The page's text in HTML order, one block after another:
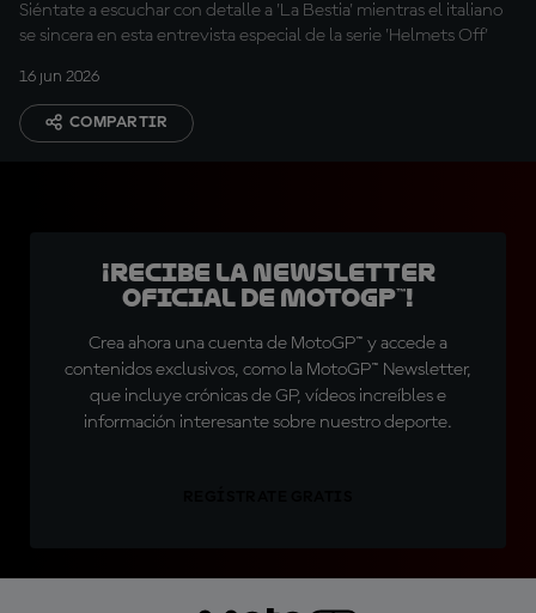
Siéntate a escuchar con detalle a 'La Bestia' mientras el italiano
se sincera en esta entrevista especial de la serie 'Helmets Off'
16 jun 2026
COMPARTIR
¡Recibe la Newsletter
oficial de MotoGP™!
Crea ahora una cuenta de MotoGP™ y accede a
contenidos exclusivos, como la MotoGP™ Newsletter,
que incluye crónicas de GP, vídeos increíbles e
información interesante sobre nuestro deporte.